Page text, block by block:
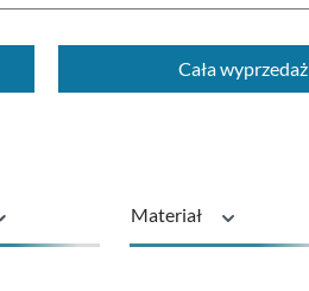
Cała wyprzedaż
Materiał